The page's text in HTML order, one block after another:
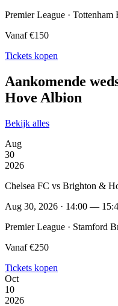
Premier League · Tottenham
Vanaf €150
Tickets kopen
Aankomende
Hove Albion
Bekijk alles
Aug
30
2026
Chelsea FC vs Brighton &
Aug 30, 2026 · 14:00 —
Premier League · Stamford
Vanaf €250
Tickets kopen
Oct
10
2026